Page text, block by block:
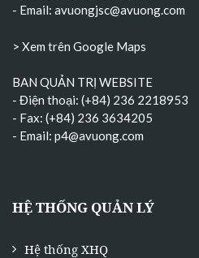
- Email: avuongjsc@avuong.com
> Xem trên Google Maps
BAN QUẢN TRỊ WEBSITE
- Điện thoại: (+84) 236 2218953
- Fax: (+84) 236 3634205
- Email: p4@avuong.com
HỆ THỐNG QUẢN LÝ
Hệ thống XHQ